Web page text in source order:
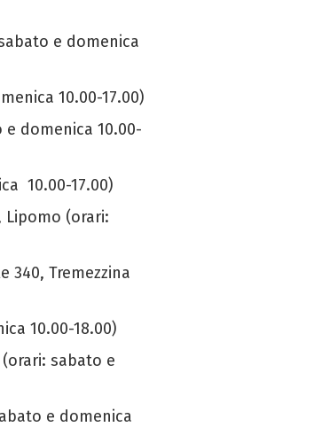
e domenica
10.00-17.00)
e domenica 10.00-
10.00-17.00)
Lipomo (orari:
340, Tremezzina
10.00-18.00)
(orari: sabato e
e domenica